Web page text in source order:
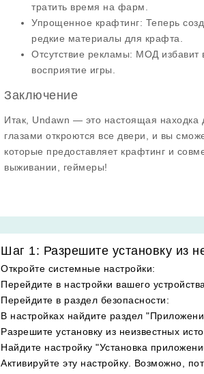
тратить время на фарм.
Упрощенное крафтинг: Теперь
редкие материалы для крафта.
Отсутствие рекламы: МОД избавит
восприятие игры.
Заключение
Итак, Undawn — это настоящая
глазами откроются все двери, и вы
которые предоставляет крафтинг и
выживании, геймеры!
Шаг 1: Разрешите установку из
Откройте системные настройки:
Перейдите в настройки вашего
Перейдите в раздел безопасности:
В настройках найдите раздел
Разрешите установку из неизвестных
Найдите настройку "Установка
Активируйте эту настройку. Возможно,